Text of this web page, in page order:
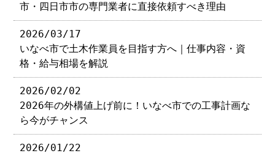
市・四日市市の専門業者に直接依頼すべき理由
2026/03/17
いなべ市で土木作業員を目指す方へ｜仕事内容・資
格・給与相場を解説
2026/02/02
2026年の外構値上げ前に！いなべ市での工事計画な
ら今がチャンス
2026/01/22